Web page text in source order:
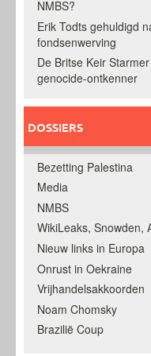
NMBS?
Erik Todts gehuldigd
fondsenwerving
De Britse Keir
genocide-ontkenner
DOSSIERS
Bezetting Palestina
Media
NMBS
WikiLeaks, Snowden,
Nieuw links in Europa
Onrust in Oekraine
Vrijhandelsakkoorden
Noam Chomsky
Brazilië Coup